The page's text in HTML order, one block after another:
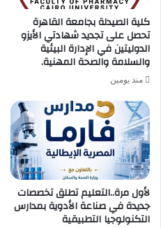
كلية الصيدلة بجامعة القاهرة
تحصل على تجديد شهادتي الأيزو
الدوليتين في الإدارة البيئية
والسلامة والصحة المهنية.
منذ يومين
لأول مرة..التعليم تطلق تخصصات
جديدة في صناعة الأدوية بمدارس
التكنولوجيا التطبيقية